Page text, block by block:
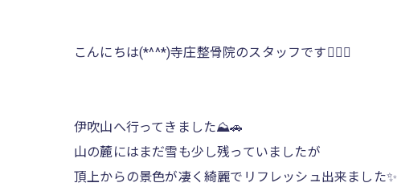
こんにちは(*^^*)寺庄整骨院のスタッフです🙋🏻‍♀️
伊吹山へ行ってきました⛰️🚗
山の麓にはまだ雪も少し残っていましたが
頂上からの景色が凄く綺麗でリフレッシュ出来ました✨